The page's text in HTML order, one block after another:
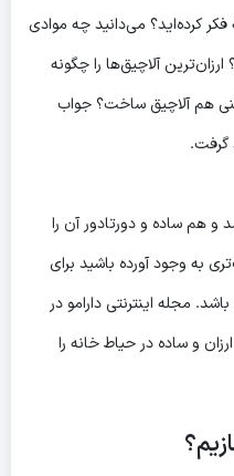
کرده‌اید؟ می‌دانید چه موادی
آلاچیق‌ها را چگونه
هم آلاچیق ساخت؟ جواب
گرفت.
و هم ساده و دورتادور آن را
به وجود آورده باشید برای
مجله اینترنتی دارامو در
و ساده در حیاط خانه را